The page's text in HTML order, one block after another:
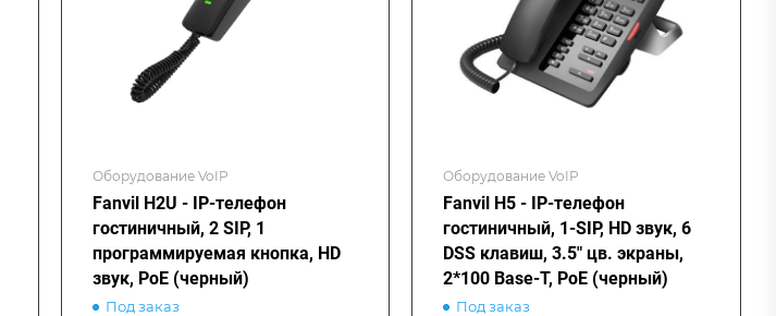
Оборудование VoIP
Fanvil H2U - IP-телефон
гостиничный, 2 SIP, 1
программируемая кнопка, HD
звук, PoE (черный)
Под заказ
Оборудование VoIP
Fanvil H5 - IP-телефон
гостиничный, 1-SIP, HD звук, 6
DSS клавиш, 3.5" цв. экраны,
2*100 Base-T, PoE (черный)
Под заказ